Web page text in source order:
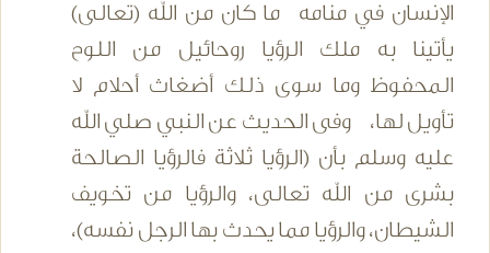
الإنسان في منامه ما كان من الله (تعالى)
يأتينا به ملك الرؤيا روحائيل من اللوح
المحفوظ وما سوى ذلك أضغاث أحلام لا
تأويل لها، وفى الحديث عن النبي صلي الله
عليه وسلم بأن (الرؤيا ثلاثة فالرؤيا الصالحة
بشرى من الله تعالى، والرؤيا من تخويف
الشيطان، والرؤيا مما يحدث بها الرجل نفسه)،